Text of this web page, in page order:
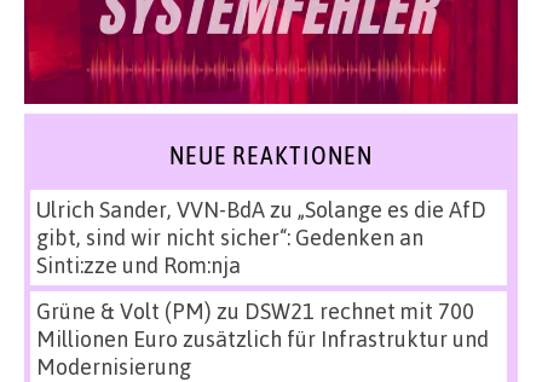
NEUE REAKTIONEN
Ulrich Sander, VVN-BdAzu „Solange es die AfD
gibt, sind wir nicht sicher“: Gedenken an
Sinti:zze und Rom:nja
Grüne & Volt (PM) zu DSW21 rechnet mit 700
Millionen Euro zusätzlich für Infrastruktur und
Modernisierung